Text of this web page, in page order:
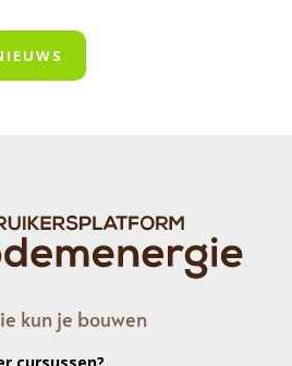
kun je bouwen